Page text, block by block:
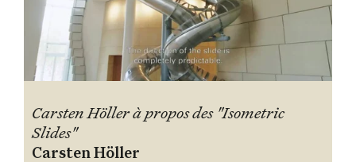
Carsten Höller à propos des "Isometric
Slides"
Carsten Höller